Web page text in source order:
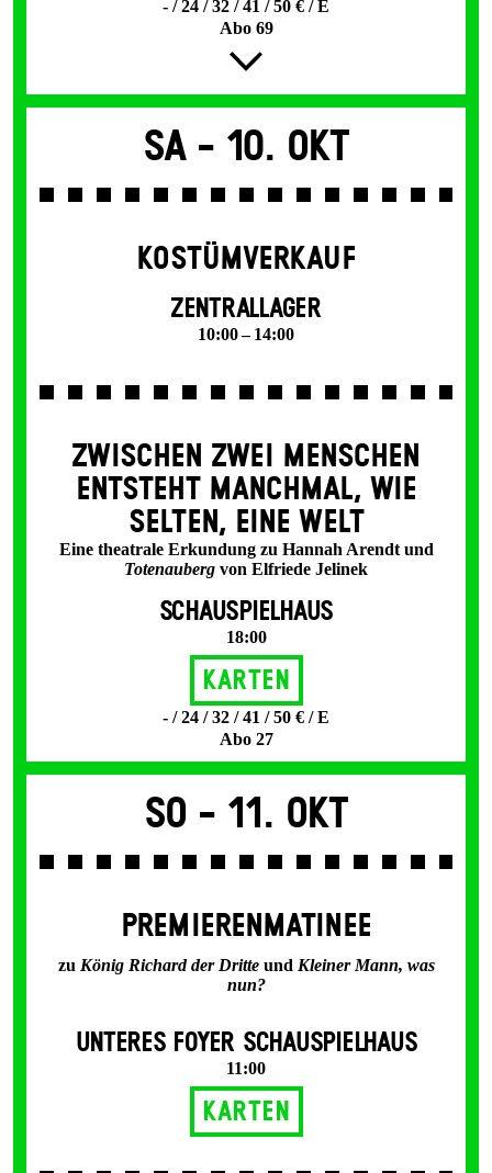
- / 24 / 32 / 41 / 50 € / E
Abo 69
Sa - 10. Okt
KOSTÜMVERKAUF
ZENTRALLAGER
10:00 – 14:00
ZWISCHEN ZWEI MENSCHEN
ENT­STEHT MANCH­MAL, WIE
SELTEN, EINE WELT
Eine theatrale Erkundung zu Hannah Arendt und
Totenauberg von Elfriede Jelinek
SCHAUSPIELHAUS
18:00
Karten
- / 24 / 32 / 41 / 50 € / E
Abo 27
So - 11. Okt
PREMIERENMATINEE
zu König Richard der Dritte und Kleiner Mann, was
nun?
UNTERES FOYER SCHAUSPIELHAUS
11:00
Karten